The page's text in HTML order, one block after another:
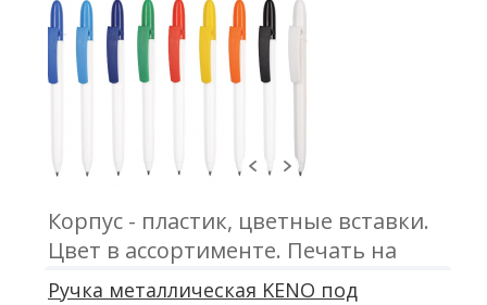
Корпус - пластик, цветные вставки.
Цвет в ассортименте. Печать на
корпусе ручки
Ручка металлическая KENO под